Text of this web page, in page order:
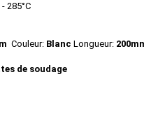
285°C
Couleur: Blanc Longueur:
de soudage